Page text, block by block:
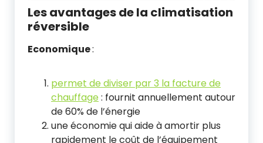
Les avantages de la climatisation
réversible
Economique:
permet de diviser par 3 la facture de
chauffage: fournit annuellement autour
de 60% de l’énergie
une économie qui aide à amortir plus
rapidement le coût de l’équipement